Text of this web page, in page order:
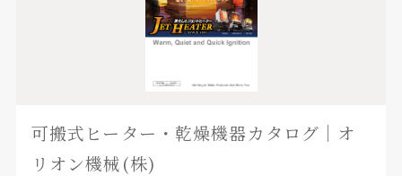
可搬式ヒーター・乾燥機器カタログ｜オ
リオン機械(株)